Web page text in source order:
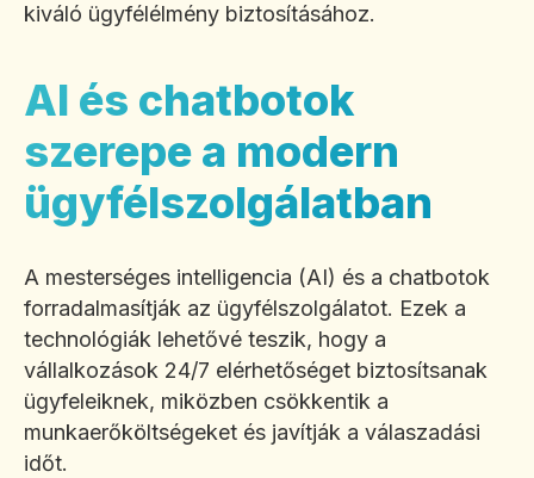
kiváló ügyfélélmény biztosításához.
AI és chatbotok
szerepe a modern
ügyfélszolgálatban
A mesterséges intelligencia (AI) és a chatbotok
forradalmasítják az ügyfélszolgálatot. Ezek a
technológiák lehetővé teszik, hogy a
vállalkozások 24/7 elérhetőséget biztosítsanak
ügyfeleiknek, miközben csökkentik a
munkaerőköltségeket és javítják a válaszadási
időt.